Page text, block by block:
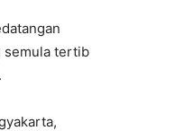
semula tertib